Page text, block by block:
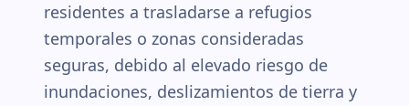
residentes a trasladarse a refugios
temporales o zonas consideradas
seguras, debido al elevado riesgo de
inundaciones, deslizamientos de tierra y